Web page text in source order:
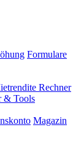
Formulare
Rechner
& Tools
Magazin